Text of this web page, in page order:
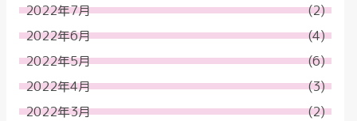
2022年7月
(2)
2022年6月
(4)
2022年5月
(6)
2022年4月
(3)
2022年3月
(2)